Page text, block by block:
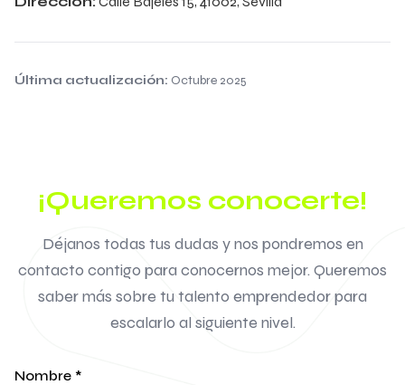
Última actualización: Octubre 2025
¡Queremos conocerte!
Déjanos todas tus dudas y nos pondremos en
contacto contigo para conocernos mejor. Queremos
saber más sobre tu talento emprendedor para
escalarlo al siguiente nivel.
Nombre *